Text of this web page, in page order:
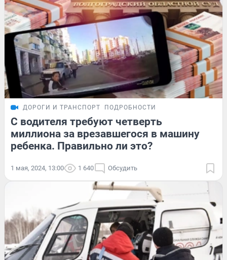
ДОРОГИ И ТРАНСПОРТ ПОДРОБНОСТИ
С водителя требуют четверть
миллиона за врезавшегося в машину
ребенка. Правильно ли это?
1 мая, 2024, 13:00 1 640 Обсудить